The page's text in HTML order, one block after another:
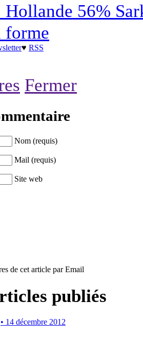
56%
forme
♥ RSS
Fermer
Nom (requis)
Mail (requis)
Site web
de cet article par Email
publiés
• 14 décembre 2012